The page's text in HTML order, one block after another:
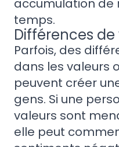
accumulation de
temps.
Différences
Parfois, des
dans les valeurs
peuvent créer
gens. Si une
valeurs sont
elle peut